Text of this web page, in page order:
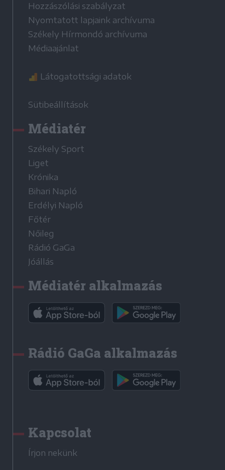
Hozzászólási szabályzat
Nyomtatott lapjaink archívuma
Székely Hírmondó archívuma
Médiaajánlat
Látogatottsági adatok
Sütibeállítások
Médiatér
Székely Sport
Liget
Krónika
Bihari Napló
Erdélyi Napló
Főtér
Nőileg
Rádió GaGa
Jóállás
Médiatér alkalmazás
Rádió GaGa alkalmazás
Kapcsolat
Írjon nekünk